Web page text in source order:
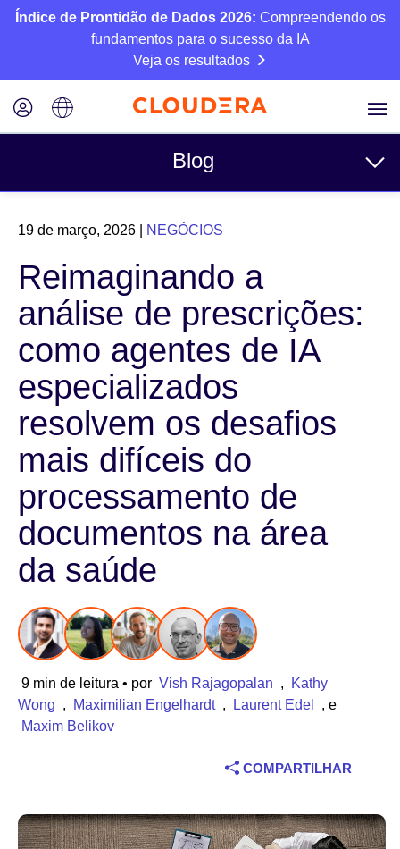
Índice de Prontidão de Dados 2026: Compreendendo os
fundamentos para o sucesso da IA
Veja os resultados
Blog
Tópicos
Negócios
Técnico
Indústria
Serviços financeiros
Fabricação
Seguros
Telecomunicações
Tecnologia
Setor público
19 de março, 2026 NEGÓCIOS
Reimaginando a
análise de prescrições:
como agentes de IA
especializados
resolvem os desafios
mais difíceis do
processamento de
documentos na área
da saúde
9 min de leitura • por Vish Rajagopalan ,
Kathy
Wong , Maximilian Engelhardt , Laurent Edel
, e
Maxim Belikov
COMPARTILHAR